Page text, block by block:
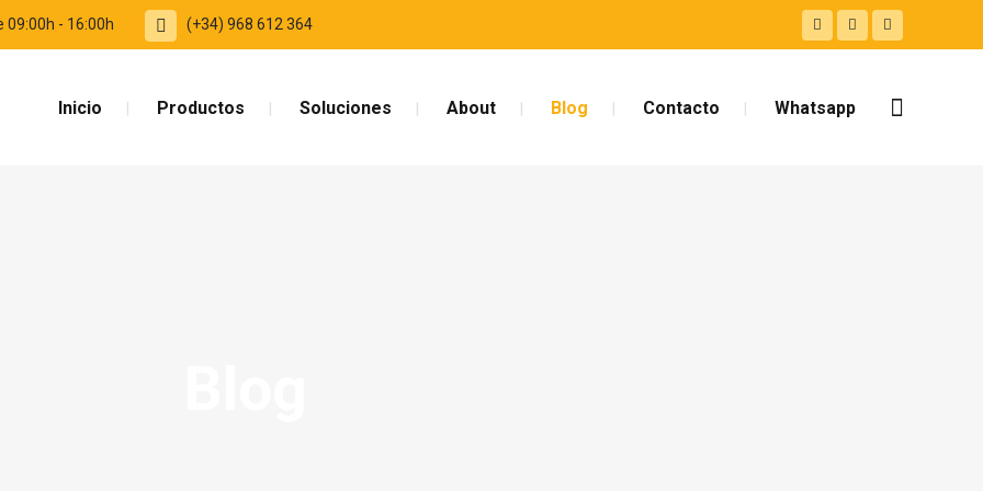
09:00h - 16:00h (+34) 968 612 364
Inicio Productos Soluciones About Blog Contacto Whatsapp